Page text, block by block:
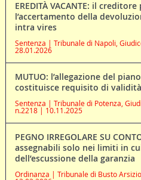
EREDITÀ VACANTE: il
l’accertamento della
intra vires
Sentenza | Tribunale di Napoli,
28.01.2026
MUTUO: l’allegazione del
costituisce requisito di validità
Sentenza | Tribunale di Potenza,
n.2218 | 10.11.2025
PEGNO IRREGOLARE SU
assegnabili solo nei limiti in
dell’escussione della garanzia
Ordinanza | Tribunale di Busto